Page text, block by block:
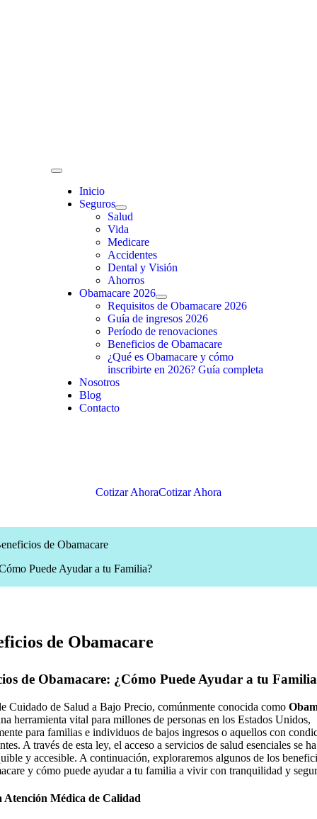
Toggle
Navigation
Inicio
Seguros
Salud
Vida
Medicare
Accidentes
Dental y Visión
Ahorros
Obamacare 2026
Requisitos de Obamacare 2026
Guía de ingresos 2026
Período de renovaciones
Beneficios de Obamacare
¿Qué es Obamacare y cómo
inscribirte en 2026? Guía completa
Nosotros
Blog
Contacto
Cotizar AhoraCotizar Ahora
de Obamacare
Puede Ayudar a tu Familia?
de Obamacare
de Obamacare: ¿Cómo Puede Ayudar a tu
Cuidado de Salud a Bajo Precio, comúnmente conocida como
herramienta vital para millones de personas en los Estados Unidos,
para familias e individuos de bajos ingresos o aquellos con
A través de esta ley, el acceso a servicios de salud esenciales se
y accesible. A continuación, exploraremos algunos de los
y cómo puede ayudar a tu familia a vivir con tranquilidad y
Atención Médica de Calidad